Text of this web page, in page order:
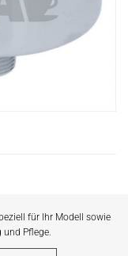
für Ihr Modell sowie
Pflege.